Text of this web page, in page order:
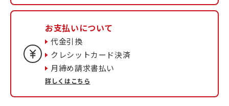
お支払いについて
代金引換
クレシットカード決済
月締め請求書払い
詳しくはこちら